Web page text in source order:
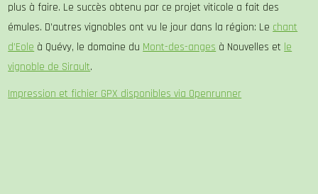
plus à faire. Le succès obtenu par ce projet viticole a fait des
émules. D’autres vignobles ont vu le jour dans la région: Le chant
d’Eole à Quévy, le domaine du Mont-des-anges à Nouvelles et le
vignoble de Sirault.
Impression et fichier GPX disponibles via Openrunner